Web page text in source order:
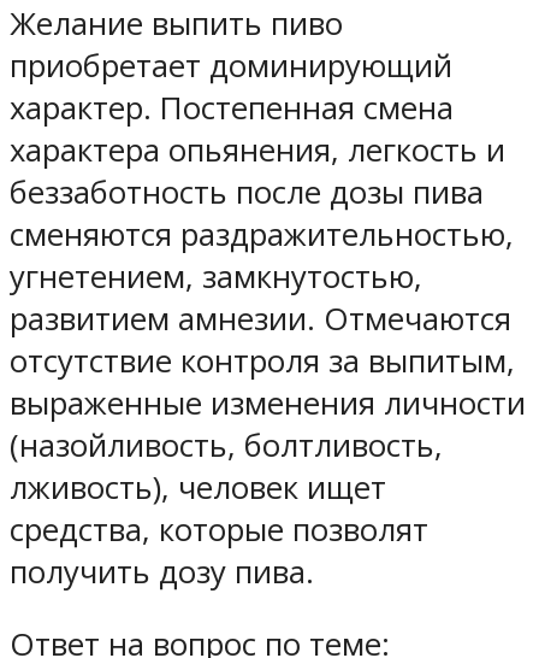
Желание выпить пиво
приобретает доминирующий
характер. Постепенная смена
характера опьянения, легкость и
беззаботность после дозы пива
сменяются раздражительностью,
угнетением, замкнутостью,
развитием амнезии. Отмечаются
отсутствие контроля за выпитым,
выраженные изменения личности
(назойливость, болтливость,
лживость), человек ищет
средства, которые позволят
получить дозу пива.
Ответ на вопрос по теме: